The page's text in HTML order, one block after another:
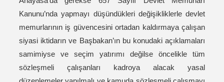
Kanunu’nda yapmayı düşündükleri değişikliklerle devlet
memurlarının iş güvencesini ortadan kaldırmaya çalışan
siyasi iktidarın ve Başbakan’ın bu konudaki açıklamaları
samimiyse ve seçim yatırımı değilse öncelikle tüm
sözleşmeli çalışanları kadroya alacak yasal